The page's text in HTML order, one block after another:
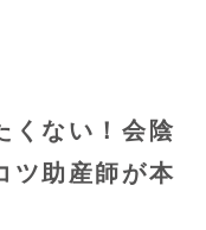
くない！会陰
ツ助産師が本